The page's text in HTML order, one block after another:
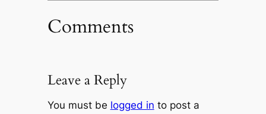
Comments
Leave a Reply
You must be logged in to post a